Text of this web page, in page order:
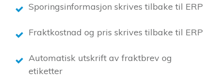
Sporingsinformasjon skrives tilbake til ERP
Fraktkostnad og pris skrives tilbake til ERP
Automatisk utskrift av fraktbrev og
etiketter